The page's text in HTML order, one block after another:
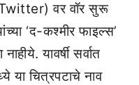
वर वॉर सुरू
‘द-कश्मीर फाइल्स’
यावर्षी सर्वात
या चित्रपटाचे नाव